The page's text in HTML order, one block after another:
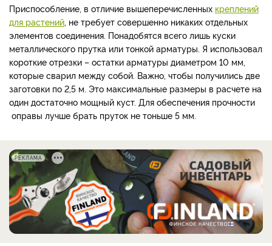
Приспособление, в отличие вышеперечисленных креплений
для растений , не требует совершенно никаких отдельных
элементов соединения. Понадобятся всего лишь куски
металлического прутка или тонкой арматуры. Я использовал
короткие отрезки – остатки арматуры диаметром 10 мм,
которые сварил между собой. Важно, чтобы получились две
заготовки по 2,5 м. Это максимальные размеры в расчете на
один достаточно мощный куст. Для обеспечения прочности
оправы лучше брать пруток не тоньше 5 мм.
РЕКЛАМА